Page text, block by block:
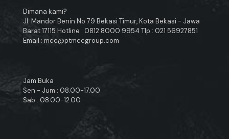
Dimana kami?
Jl. Mandor Benin No 79 Bekasi Timur, Kota Bekasi - Jawa
Barat 17115 Hotline : 0812 8000 9954 Tlp : 021 56927851
Email : mcc@ptmccgroup.com
Jam Buka
Sen - Jum : 08.00-17.00
Sab : 08.00-12.00